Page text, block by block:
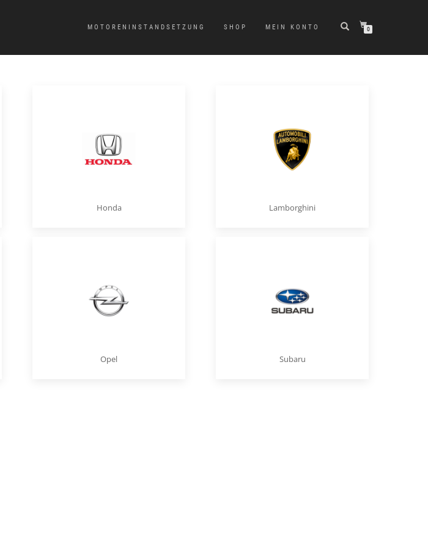
MOTORENINSTANDSETZUNG SHOP MEIN KONTO 0
Honda Lamborghini
Opel Subaru